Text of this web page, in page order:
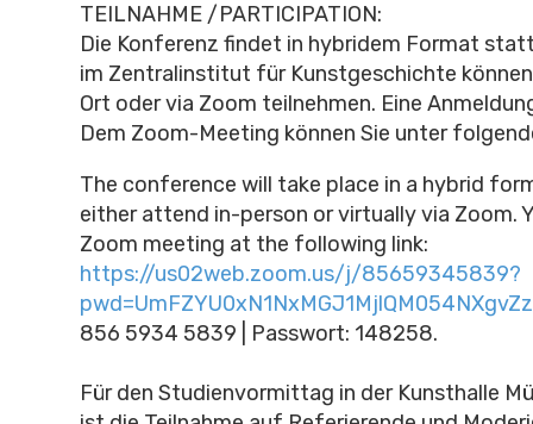
TEILNAHME /PARTICIPATION:
Die Konferenz findet in hybridem Format
im Zentralinstitut für Kunstgeschichte
Ort oder via Zoom teilnehmen. Eine
Dem Zoom-Meeting können Sie unter
The conference will take place in a hybrid
either attend in-person or virtually via Zoom.
Zoom meeting at the following link:
https://us02web.zoom.us/j/85659345839?
856 5934 5839 | Passwort: 148258.
Für den Studienvormittag in der Kunsthalle